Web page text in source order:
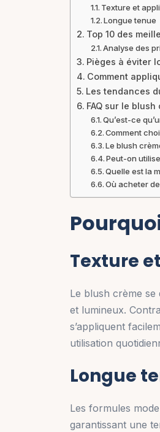
Texture et
Longue tenue
Top 10 des
Analyse des
Pièges à éviter
Comment
Les tendances
FAQ sur le blush
Qu’est-ce
Comment
Le blush
Peut-on
Quelle est la
Où acheter
Texture
Le blush crème
et lumineux.
s’appliquent
utilisation
Longue
Les formules
garantissant une